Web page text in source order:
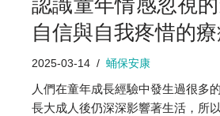
認識童年情感忽視
自信與自我疼惜的
2025-03-14 蛹保安康
人們在童年成長經驗中發生過很多
長大成人後仍深深影響著生活，所